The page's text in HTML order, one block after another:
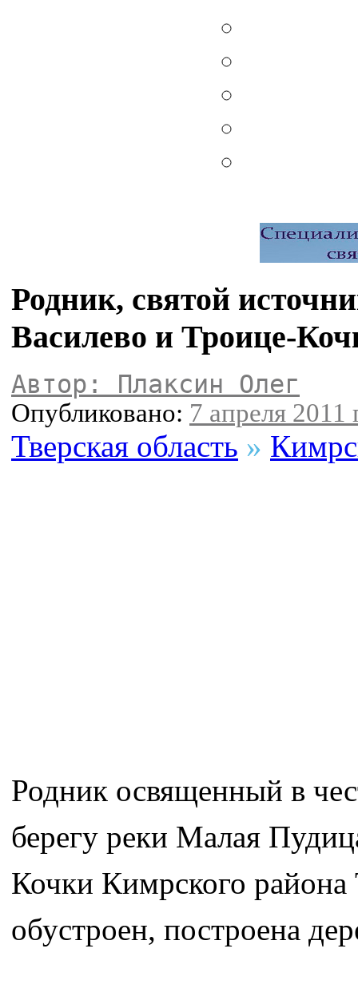
Родник, святой
Василево и Троице-
Автор: Плаксин Олег
Опубликовано: 7 апреля 2011
Тверская область »
Родник освященный в
берегу реки Малая
Кочки Кимрского района
обустроен, построена